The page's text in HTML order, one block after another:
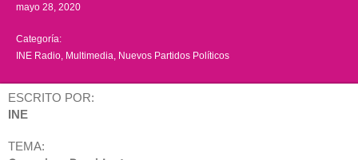
mayo 28, 2020
Categoría:
INE Radio Multimedia Nuevos Partidos Políticos
ESCRITO POR:
INE
TEMA: